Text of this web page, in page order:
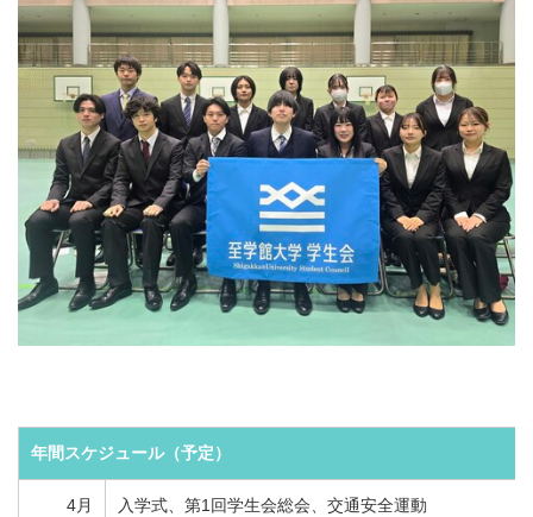
年間スケジュール（予定）
4月
入学式、第1回学生会総会、交通安全運動